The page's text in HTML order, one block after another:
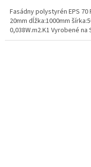
Fasádny polystyrén EPS
20mm dĺžka:1000mm
0,038W.m2.K1 Vyrobené na